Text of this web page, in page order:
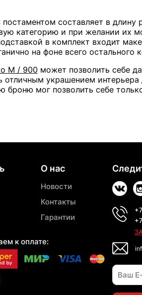
составляет в длину
категорию и при желании их
в комплект входит
на фоне всего остального
M / 900 может позволить себе
отличным украшением
броню мог позволить себе
к оплате:
О нас
Новости
Контакты
Гарантии